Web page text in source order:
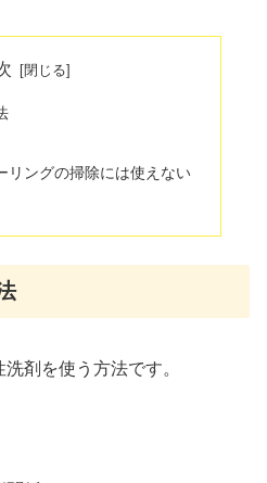
リングの掃除には使えない
剤を使う方法です。